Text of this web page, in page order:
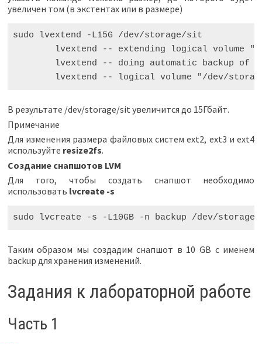
увеличен том (в экстентах или в размере)
sudo lvextend -L15G /dev/storage/sit
lvextend
-- extending logical volume
"/
lvextend
-- doing automatic backup of
lvextend
-- logical volume "/dev/
В результате /dev/storage/sit увеличится до 15Гбайт.
Примечание
Для изменения размера файловых систем ext2, ext3 и ext4
используйте resize2fs.
Создание снапшотов LVM
Для того, чтобы создать снапшот необходимо
использовать lvcreate -s
sudo lvcreate -s -L10GB -n backup /dev/storage
Таким образом мы создадим снапшот в 10 GB с именем
backup для хранения изменений.
Задания к лабораторной работе
Часть 1